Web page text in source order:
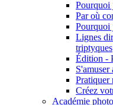
Pourquoi
Par où
Pourquoi
Lignes
triptyques
Édition -
S'amuser
Pratiquer
Créez
Académie